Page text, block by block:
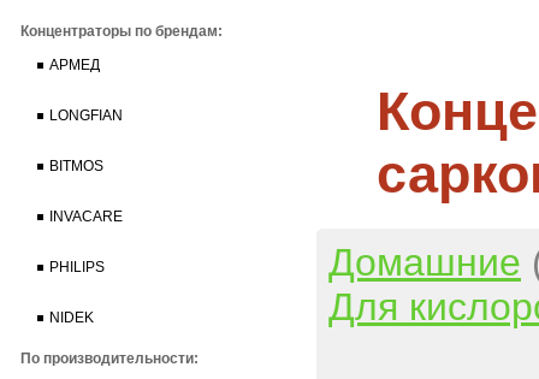
Концентраторы по брендам:
АРМЕД
LONGFIAN
BITMOS
INVACARE
PHILIPS
NIDEK
По производительности:
Домашние
Для